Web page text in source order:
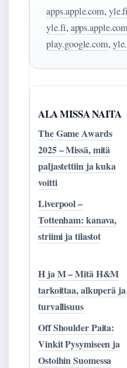
apps.apple.com, yle.fi
yle.fi,
play.google.com,
ALA MISSA NAITA
The Game Awards
2025 – Missä, mitä
paljastettiin ja kuka
voitti
Liverpool –
Tottenham: kanava,
striimi ja tilastot
H ja M – Mitä H&M
tarkoittaa, alkuperä ja
turvallisuus
Off Shoulder Paita:
Vinkit Pysymiseen ja
Ostoihin Suomessa